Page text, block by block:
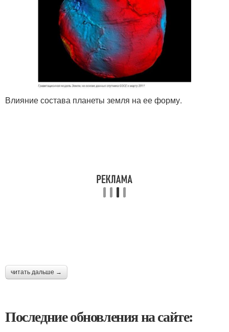
Влияние состава планеты земля на ее форму.
читать дальше →
Последние обновления на сайте: